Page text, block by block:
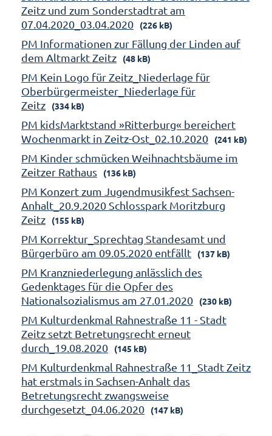
Zeitz und zum Sonderstadtrat am
07.04.2020_03.04.2020
(226 kB)
PM Informationen zur Fällung der Linden auf
dem Altmarkt Zeitz
(48 kB)
PM Kein Logo für Zeitz_Niederlage für
Oberbürgermeister_Niederlage für
Zeitz
(334 kB)
PM kidsMarktstand »Ritterburg« bereichert
Wochenmarkt in Zeitz-Ost_02.10.2020
(241 kB)
PM Kinder schmücken Weihnachtsbäume im
Zeitzer Rathaus
(136 kB)
PM Konzert zum Jugendmusikfest Sachsen-
Anhalt_20.9.2020 Schlosspark Moritzburg
Zeitz
(155 kB)
PM Korrektur_Sprechtag Standesamt und
Bürgerbüro am 09.05.2020 entfällt
(137 kB)
PM Kranzniederlegung anlässlich des
Gedenktages für die Opfer des
Nationalsozialismus am 27.01.2020
(230 kB)
PM Kulturdenkmal Rahnestraße 11 - Stadt
Zeitz setzt Betretungsrecht erneut
durch_19.08.2020
(145 kB)
PM Kulturdenkmal Rahnestraße 11_Stadt Zeitz
hat erstmals in Sachsen-Anhalt das
Betretungsrecht zwangsweise
durchgesetzt_04.06.2020
(147 kB)